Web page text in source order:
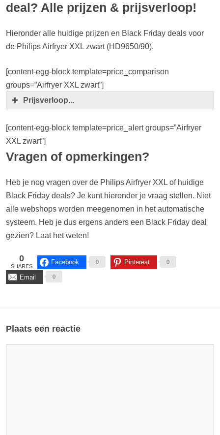
deal? Alle prijzen & prijsverloop!
Hieronder alle huidige prijzen en Black Friday deals voor
de Philips Airfryer XXL zwart (HD9650/90).
[content-egg-block template=price_comparison
groups=”Airfryer XXL zwart”]
Prijsverloop...
[content-egg-block template=price_alert groups=”Airfryer
XXL zwart”]
Vragen of opmerkingen?
Heb je nog vragen over de Philips Airfryer XXL of huidige
Black Friday deals? Je kunt hieronder je vraag stellen. Niet
alle webshops worden meegenomen in het automatische
systeem. Heb je dus ergens anders een Black Friday deal
gezien? Laat het weten!
0
SHARES
Facebook 0 Pinterest 0
Email 0
Plaats een reactie